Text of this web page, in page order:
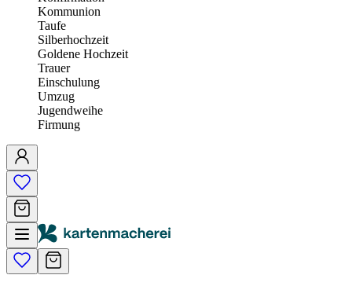
Kommunion
Taufe
Silberhochzeit
Goldene Hochzeit
Trauer
Einschulung
Umzug
Jugendweihe
Firmung